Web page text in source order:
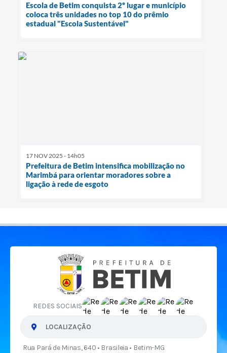
Escola de Betim conquista 2º lugar e município
coloca três unidades no top 10 do prêmio
estadual "Escola Sustentável"
17 NOV 2025 - 14h05
Prefeitura de Betim intensifica mobilização no
Marimbá para orientar moradores sobre a
ligação à rede de esgoto
REDES SOCIAIS
LOCALIZAÇÃO
Rua Pará de Minas, 640 • Brasileia • Betim-MG